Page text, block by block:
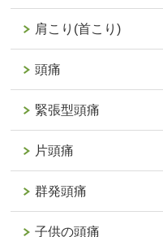
肩こり(首こり)
頭痛
緊張型頭痛
片頭痛
群発頭痛
子供の頭痛